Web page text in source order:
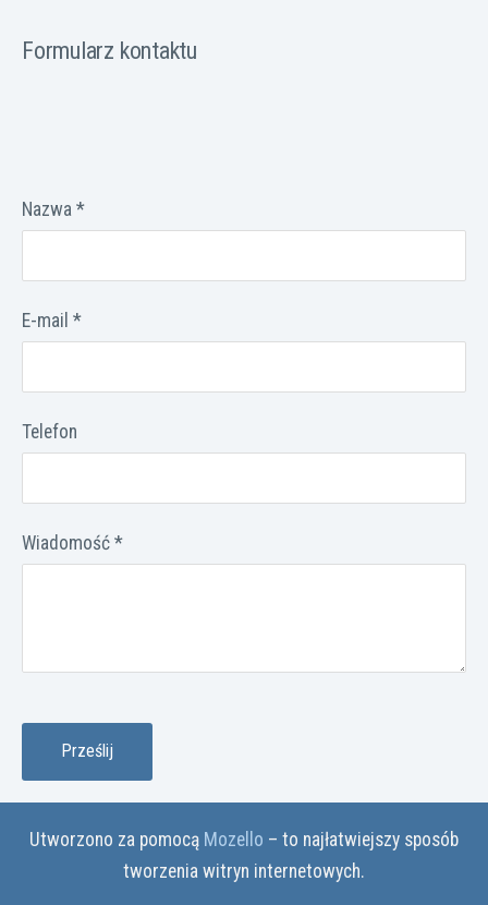
Formularz kontaktu
Nazwa *
E-mail *
Telefon
Wiadomość *
Utworzono za pomocą Mozello – to najłatwiejszy sposób
tworzenia witryn internetowych.